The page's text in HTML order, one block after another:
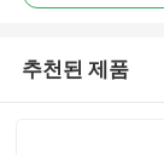
추천된 제품